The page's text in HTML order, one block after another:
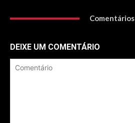
Comentários
DEIXE UM COMENTÁRIO